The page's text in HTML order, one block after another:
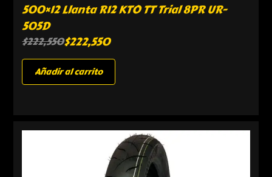
500×12 Llanta R12 KTO TT Trial 8PR UR-
505D
$222,550$222,550
Añadir al carrito